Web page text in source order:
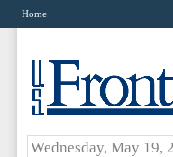
Home
Wednesday, May 19,